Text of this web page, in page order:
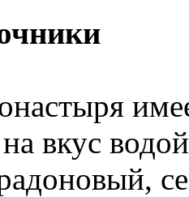
вкус